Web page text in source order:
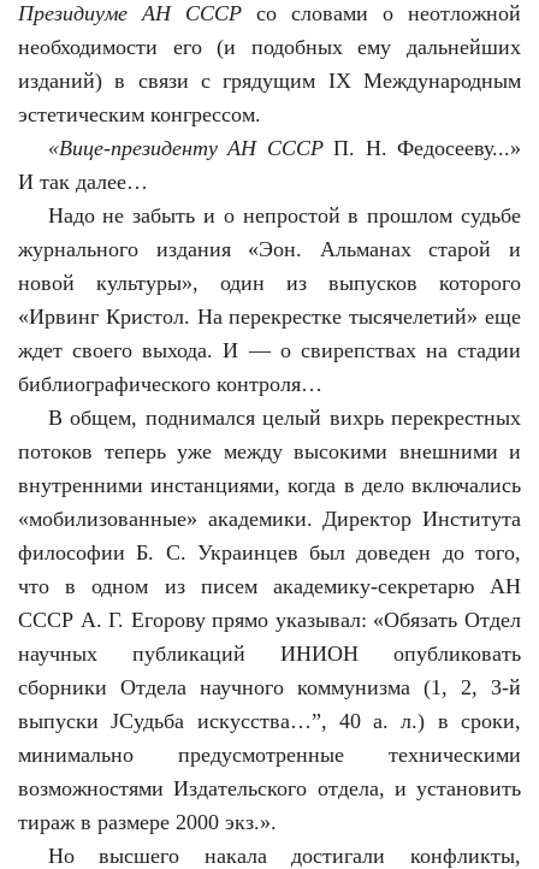
Президиуме АН СССР со словами о неотложной
необходимости его (и подобных ему дальнейших
изданий) в связи с грядущим IХ Международным
эстетическим конгрессом.
«Вице-президенту АН СССРП. Н. Федосееву...»
И так далее…
Надо не забыть и о непростой в прошлом судьбе
журнального издания «Эон. Альманах старой и
новой культуры», один из выпусков которого
«Ирвинг Кристол. На перекрестке тысячелетий» еще
ждет своего выхода. И — о свирепствах на стадии
библиографического контроля…
В общем, поднимался целый вихрь перекрестных
потоков теперь уже между высокими внешними и
внутренними инстанциями, когда в дело включались
«мобилизованные» академики. Директор Института
философии Б. С. Украинцев был доведен до того,
что в одном из писем академику-секретарю АН
СССР А. Г. Егорову прямо указывал: «Обязать Отдел
научных публикаций ИНИОН опубликовать
сборники Отдела научного коммунизма (1, 2, 3-й
выпуски ЈСудьба искусства…”, 40 а. л.) в сроки,
минимально предусмотренные техническими
возможностями Издательского отдела, и установить
тираж в размере 2000 экз.».
Но высшего накала достигали конфликты,